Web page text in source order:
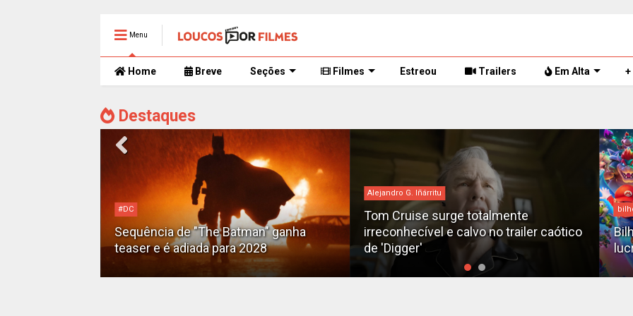
Menu
Home Breve Seções Filmes Estreou Trailers Em Alta +
Destaques
Alejandro G. Iñárritu
Tom Cruise surge totalmente
irreconhecível e calvo no trailer caótico
de 'Digger'
bilheteria
Bilheteria 2026: Os 10 filmes mais
lucrativos do ano até o momento
X-